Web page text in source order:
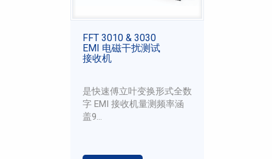
FFT 3010 & 3030
EMI 电磁干扰测试
接收机
是快速傅立叶变换形式全数
字 EMI 接收机量测频率涵
盖9...